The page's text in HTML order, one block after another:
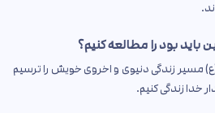
باید بود را مطالعه کنیم؟
مسیر زندگی دنیوی و اخروی خویش را ترسیم
خدا زندگی کنیم.